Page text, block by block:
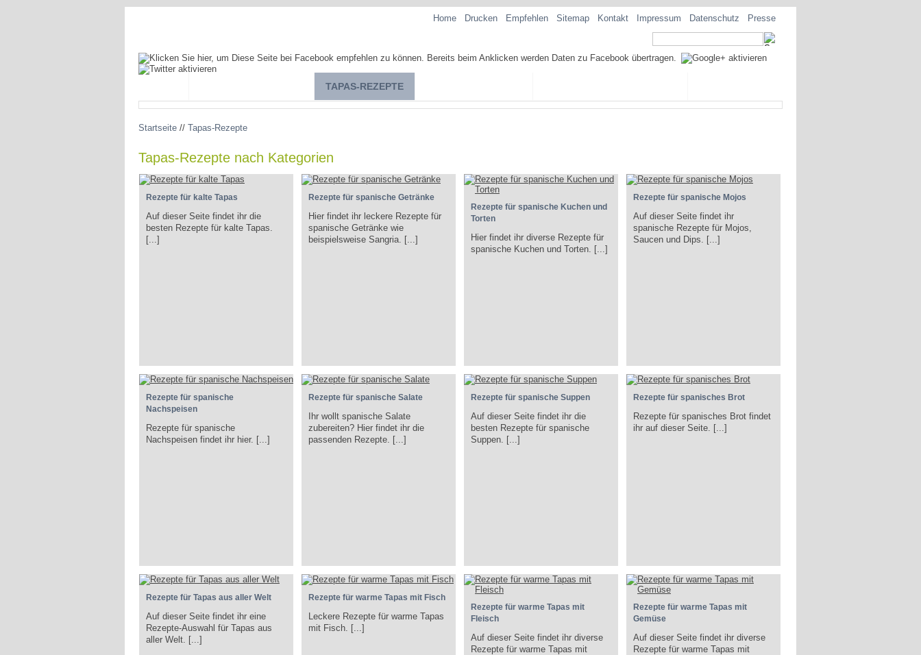
Home Drucken Empfehlen Sitemap Kontakt Impressum Datenschutz Presse
TAPAS-REZEPTE
Startseite // Tapas-Rezepte
Tapas-Rezepte nach Kategorien
Rezepte für kalte Tapas
Auf dieser Seite findet ihr die
besten Rezepte für kalte Tapas.
[...]
Rezepte für spanische Getränke
Hier findet ihr leckere Rezepte für
spanische Getränke wie
beispielsweise Sangria. [...]
Rezepte für spanische Kuchen und
Torten
Hier findet ihr diverse Rezepte für
spanische Kuchen und Torten. [...]
Rezepte für spanische Mojos
Auf dieser Seite findet ihr
spanische Rezepte für Mojos,
Saucen und Dips. [...]
Rezepte für spanische
Nachspeisen
Rezepte für spanische
Nachspeisen findet ihr hier. [...]
Rezepte für spanische Salate
Ihr wollt spanische Salate
zubereiten? Hier findet ihr die
passenden Rezepte. [...]
Rezepte für spanische Suppen
Auf dieser Seite findet ihr die
besten Rezepte für spanische
Suppen. [...]
Rezepte für spanisches Brot
Rezepte für spanisches Brot findet
ihr auf dieser Seite. [...]
Rezepte für Tapas aus aller Welt
Auf dieser Seite findet ihr eine
Rezepte-Auswahl für Tapas aus
aller Welt. [...]
Rezepte für warme Tapas mit Fisch
Leckere Rezepte für warme Tapas
mit Fisch. [...]
Rezepte für warme Tapas mit
Fleisch
Auf dieser Seite findet ihr diverse
Rezepte für warme Tapas mit
Rezepte für warme Tapas mit
Gemüse
Auf dieser Seite findet ihr diverse
Rezepte für warme Tapas mit